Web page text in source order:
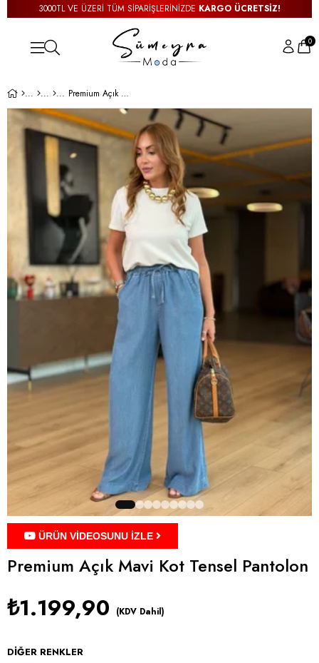
3000TL VE ÜZERİ TÜM SİPARİŞLERİNİZDEKARGO ÜCRETSİZ!
0
Premium Açık Mavi Kot Tensel Pantolon
ÜRÜN VİDEOSUNU İZLE
Premium Açık Mavi Kot Tensel Pantolon
₺1.199,90 (KDV Dahil)
DIĞER RENKLER